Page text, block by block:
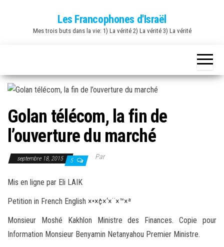
Les Francophones d'Israël
Mes trois buts dans la vie: 1) La vérité 2) La vérité 3) La vérité
Golan télécom, la fin de
l’ouverture du marché
septembre 18, 2015 5 Par
Mis en ligne par Eli LAIK
Petition in French English ×•×¢×‘×¨×™×ª
Monsieur Moshé Kakhlon Ministre des Finances. Copie pour
Information Monsieur Benyamin Netanyahou Premier Ministre.